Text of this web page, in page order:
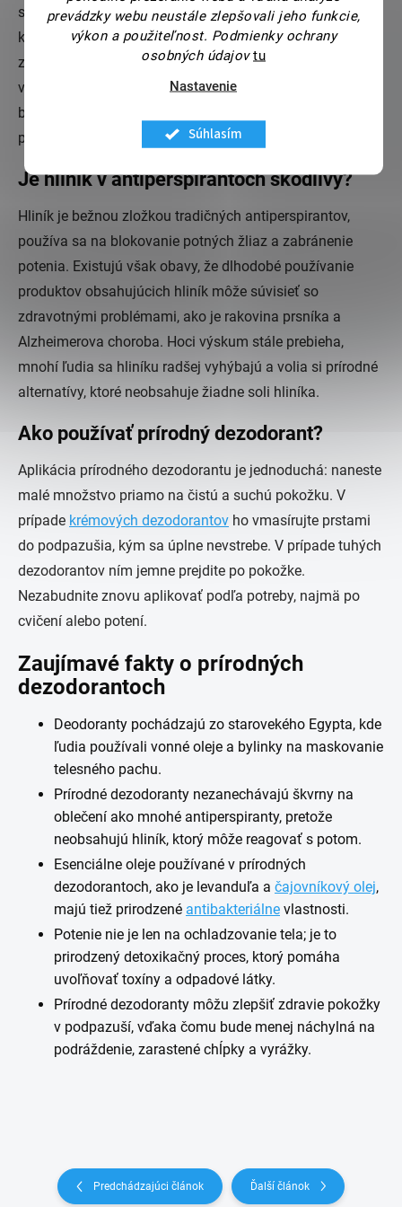
prevádzky webu neustále zlepšovali jeho funkcie,
výkon a použiteľnost. Podmienky ochrany
osobných údajov tu
Nastavenie
Súhlasím
spôsobiť podráždenie pokožky. To platí najmä pre ľudí,
ktorí majú citlivú pokožku. Sóda bikarbóna totiž môže
zmeniť pH pokožky a viesť k začervenaniu, svrbeniu alebo
vyrážkam. Preto je náš tuhý dezodorant DEJKO vyrobený
bez sódy bikarbóny, vďaka čomu je dostatočne jemný aj
pre tú najjemnejšiu pokožku.
Je hliník v antiperspirantoch škodlivý?
Hliník je bežnou zložkou tradičných antiperspirantov,
používa sa na blokovanie potných žliaz a zabránenie
potenia. Existujú však obavy, že dlhodobé používanie
produktov obsahujúcich hliník môže súvisieť so
zdravotnými problémami, ako je rakovina prsníka a
Alzheimerova choroba. Hoci výskum stále prebieha,
mnohí ľudia sa hliníku radšej vyhýbajú a volia si prírodné
alternatívy, ktoré neobsahuje žiadne soli hliníka.
Ako používať prírodný dezodorant?
Aplikácia prírodného dezodorantu je jednoduchá: naneste
malé množstvo priamo na čistú a suchú pokožku. V
prípade krémových dezodorantov ho vmasírujte prstami
do podpazušia, kým sa úplne nevstrebe. V prípade tuhých
dezodorantov ním jemne prejdite po pokožke.
Nezabudnite znovu aplikovať podľa potreby, najmä po
cvičení alebo potení.
Zaujímavé fakty o prírodných
dezodorantoch
Deodoranty pochádzajú zo starovekého Egypta, kde
ľudia používali vonné oleje a bylinky na maskovanie
telesného pachu.
Prírodné dezodoranty nezanechávajú škvrny na
oblečení ako mnohé antiperspiranty, pretože
neobsahujú hliník, ktorý môže reagovať s potom.
Esenciálne oleje používané v prírodných
dezodorantoch, ako je levanduľa a čajovníkový olej,
majú tiež prirodzené antibakteriálne vlastnosti.
Potenie nie je len na ochladzovanie tela; je to
prirodzený detoxikačný proces, ktorý pomáha
uvoľňovať toxíny a odpadové látky.
Prírodné dezodoranty môžu zlepšiť zdravie pokožky
v podpazuší, vďaka čomu bude menej náchylná na
podráždenie, zarastené chĺpky a vyrážky.
Predchádzajúci článok Ďalší článok